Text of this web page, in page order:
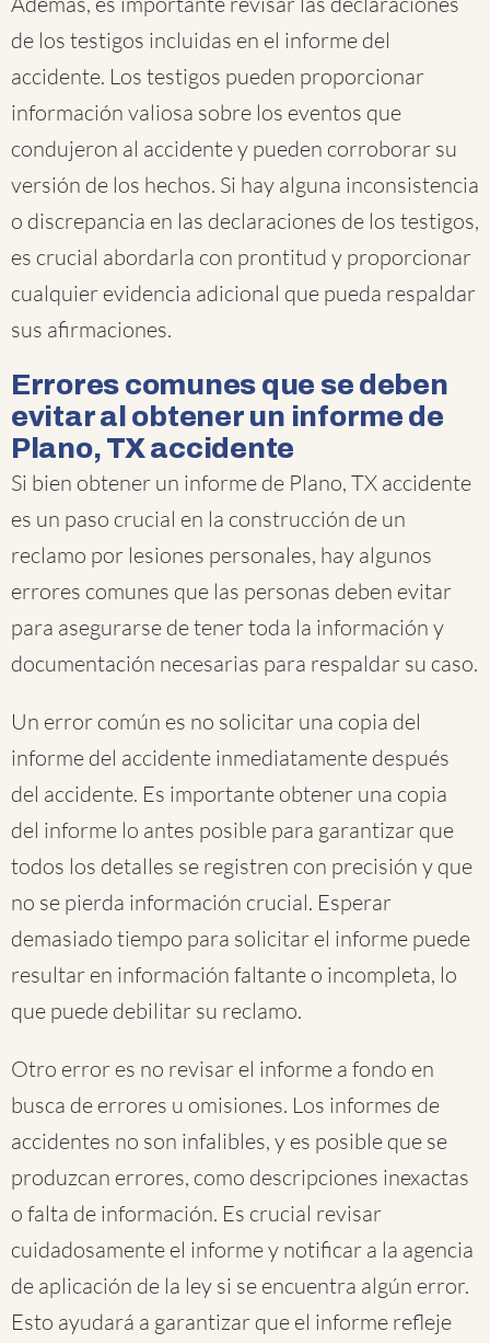
de los testigos incluidas en el informe del
accidente. Los testigos pueden proporcionar
información valiosa sobre los eventos que
condujeron al accidente y pueden corroborar su
versión de los hechos. Si hay alguna inconsistencia
o discrepancia en las declaraciones de los testigos,
es crucial abordarla con prontitud y proporcionar
cualquier evidencia adicional que pueda respaldar
sus afirmaciones.
Errores comunes que se deben
evitar al obtener un informe de
Plano, TX accidente
Si bien obtener un informe de Plano, TX accidente
es un paso crucial en la construcción de un
reclamo por lesiones personales, hay algunos
errores comunes que las personas deben evitar
para asegurarse de tener toda la información y
documentación necesarias para respaldar su caso.
Un error común es no solicitar una copia del
informe del accidente inmediatamente después
del accidente. Es importante obtener una copia
del informe lo antes posible para garantizar que
todos los detalles se registren con precisión y que
no se pierda información crucial. Esperar
demasiado tiempo para solicitar el informe puede
resultar en información faltante o incompleta, lo
que puede debilitar su reclamo.
Otro error es no revisar el informe a fondo en
busca de errores u omisiones. Los informes de
accidentes no son infalibles, y es posible que se
produzcan errores, como descripciones inexactas
o falta de información. Es crucial revisar
cuidadosamente el informe y notificar a la agencia
de aplicación de la ley si se encuentra algún error.
Esto ayudará a garantizar que el informe refleje